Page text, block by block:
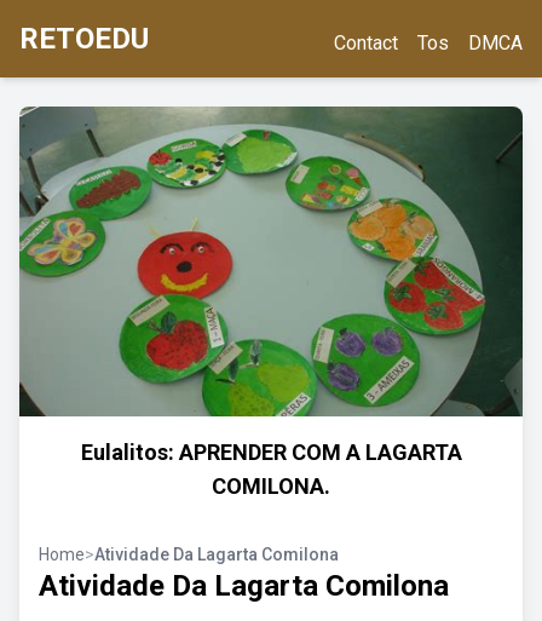
RETOEDU Contact Tos DMCA
Eulalitos: APRENDER COM A LAGARTA
COMILONA.
Home>Atividade Da Lagarta Comilona
Atividade Da Lagarta Comilona